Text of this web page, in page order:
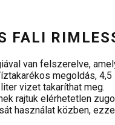
FALI
van felszerelve,
megoldás,
vizet takaríthat meg.
rajtuk elérhetetlen
használat közben,